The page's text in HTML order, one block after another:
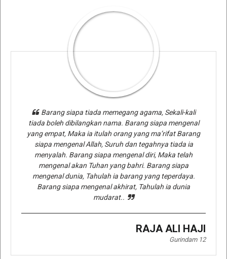
Barang siapa tiada memegang agama, Sekali-kali
tiada boleh dibilangkan nama. Barang siapa mengenal
yang empat, Maka ia itulah orang yang ma’rifat Barang
siapa mengenal Allah, Suruh dan tegahnya tiada ia
menyalah. Barang siapa mengenal diri, Maka telah
mengenal akan Tuhan yang bahri. Barang siapa
mengenal dunia, Tahulah ia barang yang teperdaya.
Barang siapa mengenal akhirat, Tahulah ia dunia
mudarat..
RAJA ALI HAJI
Gurindam 12